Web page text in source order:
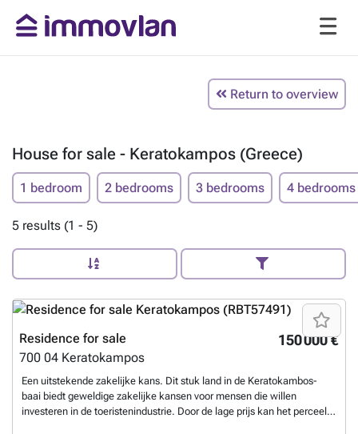
Return to overview
House for sale - Keratokampos (Greece)
1 bedroom 2 bedrooms 3 bedrooms 4 bedrooms
5 results (1 - 5)
150 000 €
Residence for sale
700 04 Keratokampos
Een uitstekende zakelijke kans. Dit stuk land in de Keratokambos-
baai biedt geweldige zakelijke kansen voor mensen die willen
investeren in de toeristenindustrie. Door de lage prijs kan het perceel